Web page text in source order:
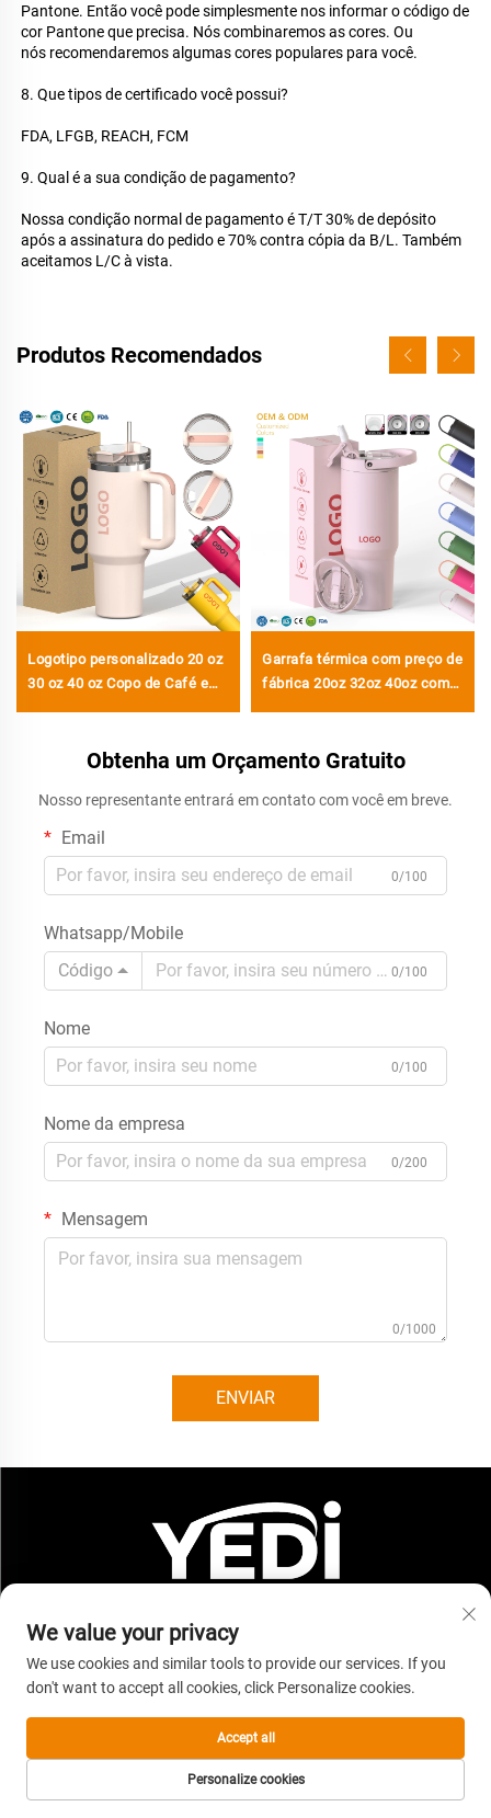
Pantone. Então você pode simplesmente nos informar o código de
cor Pantone que precisa. Nós combinaremos as cores. Ou
nós recomendaremos algumas cores populares para você.
8. Que tipos de certificado você possui?
FDA, LFGB, REACH, FCM
9. Qual é a sua condição de pagamento?
Nossa condição normal de pagamento é T/T 30% de depósito
após a assinatura do pedido e 70% contra cópia da B/L. Também
aceitamos L/C à vista.
Produtos Recomendados
Logotipo personalizado 20 oz
30 oz 40 oz Copo de Café em
40oz Copo com Alça
Garrafa térmica com preço de
fábrica 20oz 32oz 40oz com
aço inoxidável, garrafa para
Obtenha um Orçamento Gratuito
Nosso representante entrará em contato com você em breve.
Email
0/100
Whatsapp/Mobile
Código
0/100
Nome
0/100
Nome da empresa
0/200
Mensagem
0/1000
ENVIAR
ENTRE EM CONTATO
N.º 2, Rua Jiangwan, Vila Lengshukeng, Subdistrito Shuxi, Cidade
de Jinhua, Província de Zhejiang, China
We value your privacy
We use cookies and similar tools to provide our services. If you
don't want to accept all cookies, click Personalize cookies.
Personalize cookies
Accept all